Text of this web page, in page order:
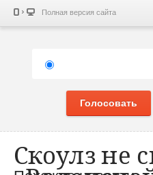
Полная версия сайта
Голосовать
Скоулз не